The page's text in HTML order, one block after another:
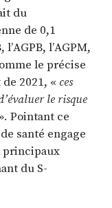
du
de 0,1
l’AGPM,
le précise
2021, « ces
le risque
Pointant ce
santé engage
principaux
du S-